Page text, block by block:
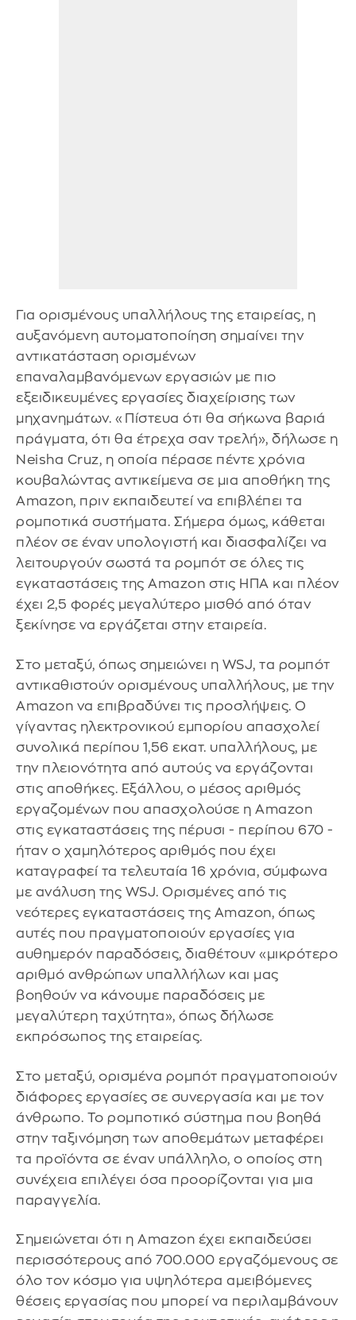
Για ορισμένους υπαλλήλους της εταιρείας, η
αυξανόμενη αυτοματοποίηση σημαίνει την
αντικατάσταση ορισμένων
επαναλαμβανόμενων εργασιών με πιο
εξειδικευμένες εργασίες διαχείρισης των
μηχανημάτων. «Πίστευα ότι θα σήκωνα βαριά
πράγματα, ότι θα έτρεχα σαν τρελή», δήλωσε η
Neisha Cruz, η οποία πέρασε πέντε χρόνια
κουβαλώντας αντικείμενα σε μια αποθήκη της
Amazon, πριν εκπαιδευτεί να επιβλέπει τα
ρομποτικά συστήματα. Σήμερα όμως, κάθεται
πλέον σε έναν υπολογιστή και διασφαλίζει να
λειτουργούν σωστά τα ρομπότ σε όλες τις
εγκαταστάσεις της Amazon στις ΗΠΑ και πλέον
έχει 2,5 φορές μεγαλύτερο μισθό από όταν
ξεκίνησε να εργάζεται στην εταιρεία.
Στο μεταξύ, όπως σημειώνει η WSJ, τα ρομπότ
αντικαθιστούν ορισμένους υπαλλήλους, με την
Amazon να επιβραδύνει τις προσλήψεις. Ο
γίγαντας ηλεκτρονικού εμπορίου απασχολεί
συνολικά περίπου 1,56 εκατ. υπαλλήλους, με
την πλειονότητα από αυτούς να εργάζονται
στις αποθήκες. Εξάλλου, ο μέσος αριθμός
εργαζομένων που απασχολούσε η Amazon
στις εγκαταστάσεις της πέρυσι - περίπου 670 -
ήταν ο χαμηλότερος αριθμός που έχει
καταγραφεί τα τελευταία 16 χρόνια, σύμφωνα
με ανάλυση της WSJ. Ορισμένες από τις
νεότερες εγκαταστάσεις της Amazon, όπως
αυτές που πραγματοποιούν εργασίες για
αυθημερόν παραδόσεις, διαθέτουν «μικρότερο
αριθμό ανθρώπων υπαλλήλων και μας
βοηθούν να κάνουμε παραδόσεις με
μεγαλύτερη ταχύτητα», όπως δήλωσε
εκπρόσωπος της εταιρείας.
Στο μεταξύ, ορισμένα ρομπότ πραγματοποιούν
διάφορες εργασίες σε συνεργασία και με τον
άνθρωπο. Το ρομποτικό σύστημα που βοηθά
στην ταξινόμηση των αποθεμάτων μεταφέρει
τα προϊόντα σε έναν υπάλληλο, ο οποίος στη
συνέχεια επιλέγει όσα προορίζονται για μια
παραγγελία.
Σημειώνεται ότι η Amazon έχει εκπαιδεύσει
περισσότερους από 700.000 εργαζόμενους σε
όλο τον κόσμο για υψηλότερα αμειβόμενες
θέσεις εργασίας που μπορεί να περιλαμβάνουν